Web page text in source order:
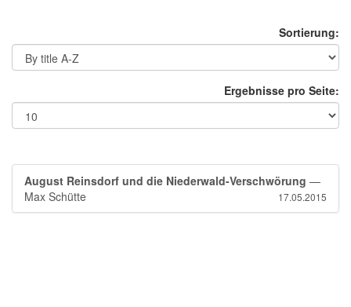
Sortierung:
Ergebnisse pro Seite:
August Reinsdorf und die Niederwald-Verschwörung —
Max Schütte
17.05.2015